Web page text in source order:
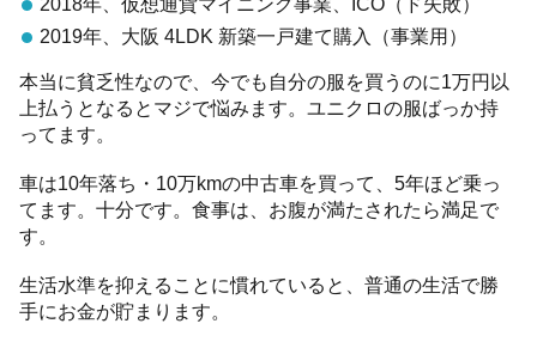
2019年、大阪 4LDK 新築一戸建て購入（事業用）
本当に貧乏性なので、今でも自分の服を買うのに1万円以
上払うとなるとマジで悩みます。ユニクロの服ばっか持
ってます。
車は10年落ち・10万kmの中古車を買って、5年ほど乗っ
てます。十分です。食事は、お腹が満たされたら満足で
す。
生活水準を抑えることに慣れていると、普通の生活で勝
手にお金が貯まります。